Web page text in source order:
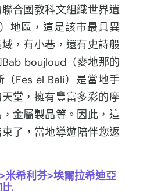
合國教科文組織世界遺
地區，這是該市最具異
，有小巷， 還有史詩般
boujloud（麥地那的
Fes el Bali）是當地手
堂， 擁有豐富多彩的摩
金屬製品等。因此， 這
了，當地導遊陪伴您返
希利芬>埃爾拉希迪亞
比